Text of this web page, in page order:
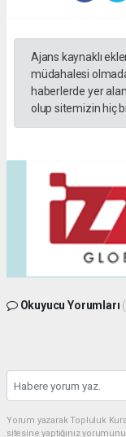
Ajans kaynaklı
müdahalesi
haberlerde yer
olup sitemizin hiç
Okuyucu Yorumları
Yorum yazarak Topluluk
sitesine yaptığınız